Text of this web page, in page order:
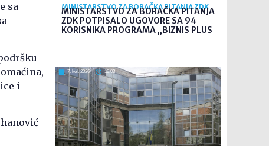
sa
i
MINISTARSTVO ZA BORAČKA PITANJA ZDK
MINISTARSTVO ZA BORAČKA PITANJA
ZDK POTPISALO UGOVORE SA 94
KORISNIKA PROGRAMA „BIZNIS PLUS
7. kol. 2026 10:03